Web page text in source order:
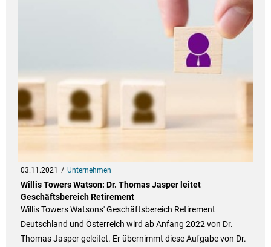
03.11.2021 Unternehmen
Willis Towers Watson: Dr. Thomas Jasper leitet
Geschäftsbereich Retirement
Willis Towers Watsons' Geschäftsbereich Retirement
Deutschland und Österreich wird ab Anfang 2022 von Dr.
Thomas Jasper geleitet. Er übernimmt diese Aufgabe von Dr.